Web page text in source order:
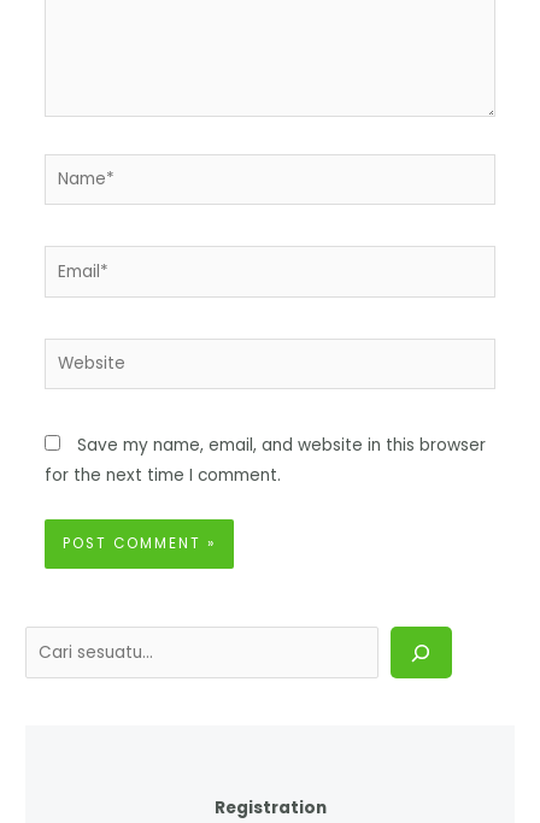
Save my name, email, and website in this browser
for the next time I comment.
Registration